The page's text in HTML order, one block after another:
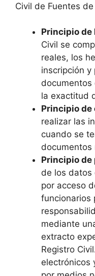
Civil de Fuentes
Principio de
Civil se
reales, los
inscripción
la exactitud
Principio
realizar las
cuando se
documentos
Principio
de los datos
por acceso
funcionarios
mediante
extracto
Registro
electrónicos